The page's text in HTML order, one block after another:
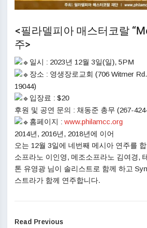
<필라델피아 매스터코랄
주>
일시 : 2023년 12월 3일(일), 5PM
장소 : 영생장로교회 (706 Witmer
19044)
입장료 : $20
후원 및 공연 문의 : 채동준 총무 (267-
홈페이지 : www.philamcc.org
2014년, 2016년, 2018년에 이어
오는 12월 3일에 네번째 메시아 연주를
소프라노 이인영, 메조소프라노 김여경,
톤 유영광 님이 솔리스트로 함께 하고
스트라가 함께 연주합니다.
Read Previous